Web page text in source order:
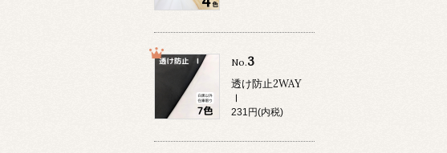
No.3
透け防止2WAY
Ⅰ
231円(内税)